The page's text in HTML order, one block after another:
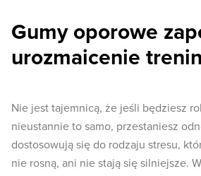
Gumy oporowe
urozmaicenie
Nie jest tajemnicą, że jeśli będziesz
nieustannie to samo, przestaniesz
dostosowują się do rodzaju stresu,
nie rosną, ani nie stają się silniejsze.